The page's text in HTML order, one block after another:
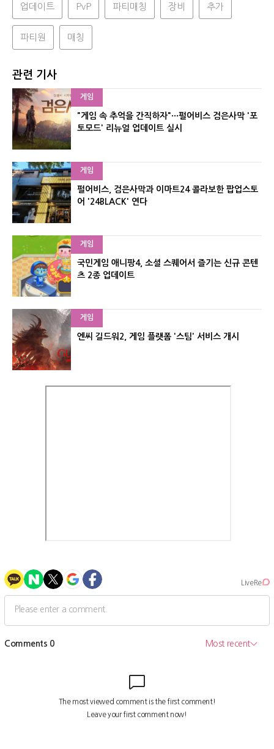
업데이트 PvP 파티매칭 장비 추가
파티원 매칭
관련 기사
게임
"게임 속 추억을 간직하자"···펄어비스 검은사막 '포
토모드' 리뉴얼 업데이트 실시
게임
펄어비스, 검은사막과 이마트24 콜라보한 팝업스토
어 '24BLACK' 연다
게임
국민게임 애니팡4, 소셜 스퀘어서 즐기는 신규 콘텐
츠 2종 업데이트
게임
엔씨 길드워2, 게임 플랫폼 '스팀' 서비스 개시